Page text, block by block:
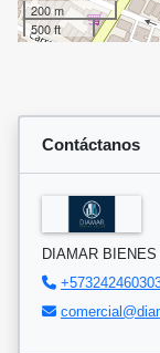
200 m
500 ft
Contáctanos
DIAMAR